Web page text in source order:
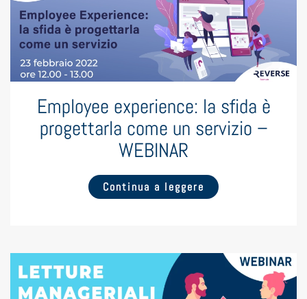
Employee experience: la sfida è
progettarla come un servizio –
WEBINAR
Continua a leggere